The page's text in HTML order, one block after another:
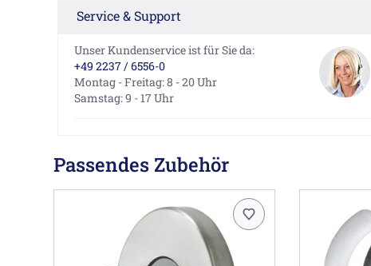
Service & Support
Unser Kundenservice ist für Sie da:
+49 2237 / 6556-0
Montag - Freitag: 8 - 20 Uhr
Samstag: 9 - 17 Uhr
Passendes Zubehör